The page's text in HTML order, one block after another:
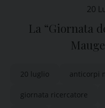
20
La “Giornata
20 luglio anticorpi
giornata ricercatore